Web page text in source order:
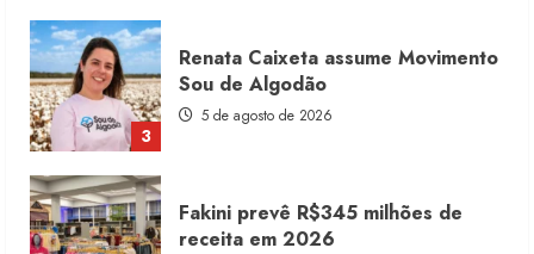
3
Renata Caixeta assume Movimento
Sou de Algodão
5 de agosto de 2026
Fakini prevê R$345 milhões de
receita em 2026